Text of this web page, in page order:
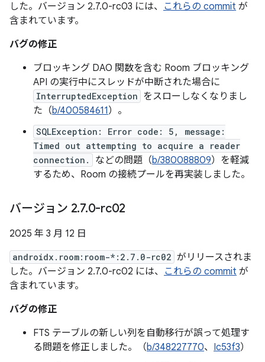
した。バージョン 2.7.0-rc03 には、 これらの commit が
含まれています。
バグの修正
ブロッキング DAO 関数を含む Room ブロッキング
API の実行中にスレッドが中断された場合に
InterruptedException をスローしなくなりまし
た（b/400584611）。
SQLException: Error code: 5, message:
Timed out attempting to acquire a reader
connection.
などの問題（b/380088809）を軽減
するため、Room の接続プールを再実装しました。
バージョン 2.7.0-rc02
2025 年 3 月 12 日
androidx.room:room-*:2.7.0-rc02 がリリースされま
した。バージョン 2.7.0-rc02 には、 これらの commit が
含まれています。
バグの修正
FTS テーブルの新しい列を自動移行が誤って処理す
る問題を修正しました。（b/348227770、 Ic53f3）